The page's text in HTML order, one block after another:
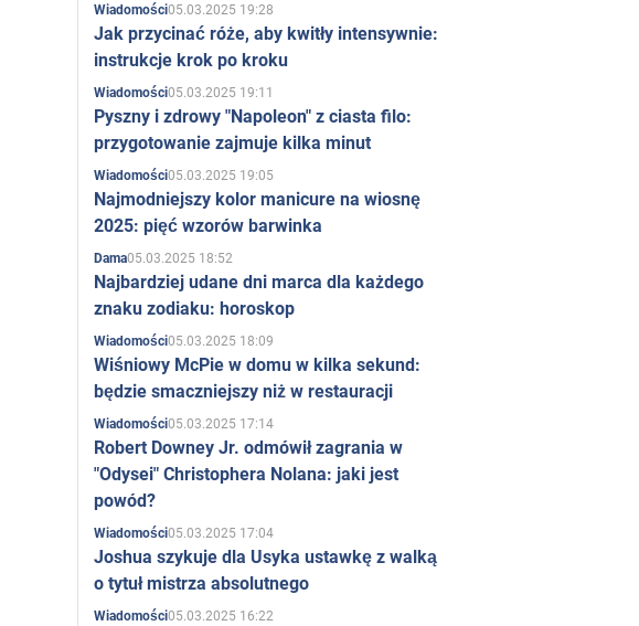
Wiadomości05.03.2025 19:28
Jak przycinać róże, aby kwitły intensywnie:
instrukcje krok po kroku
Wiadomości05.03.2025 19:11
Pyszny i zdrowy "Napoleon" z ciasta filo:
przygotowanie zajmuje kilka minut
Wiadomości05.03.2025 19:05
Najmodniejszy kolor manicure na wiosnę
2025: pięć wzorów barwinka
Dama05.03.2025 18:52
Najbardziej udane dni marca dla każdego
znaku zodiaku: horoskop
Wiadomości05.03.2025 18:09
Wiśniowy McPie w domu w kilka sekund:
będzie smaczniejszy niż w restauracji
Wiadomości05.03.2025 17:14
Robert Downey Jr. odmówił zagrania w
"Odysei" Christophera Nolana: jaki jest
powód?
Wiadomości05.03.2025 17:04
Joshua szykuje dla Usyka ustawkę z walką
o tytuł mistrza absolutnego
Wiadomości05.03.2025 16:22